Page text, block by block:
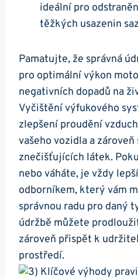
ideální pro
těžkých usazenin
Pamatujte, že správná⁣
pro ⁢optimální ‌výkon
negativních ⁢dopadů na⁣
Vyčištění⁤ výfukového
zlepšení‍ proudění
vašeho ⁤vozidla a
znečišťujících ⁢látek.
nebo váháte, je vždy
odborníkem, který ‌vám
správnou radu pro daný
údržbě ⁣můžete
zároveň přispět k
prostředí.